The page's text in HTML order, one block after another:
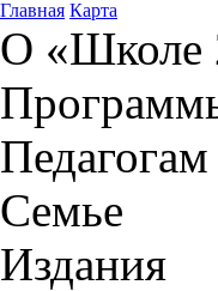
Главная Карта
О «Школе
Педагогам
Семье
Издания